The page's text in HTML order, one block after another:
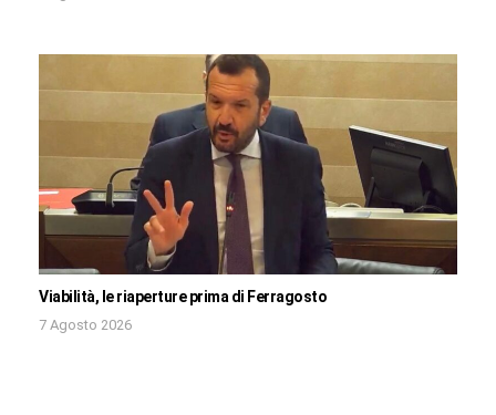
Viabilità, le riaperture prima di Ferragosto
7 Agosto 2026